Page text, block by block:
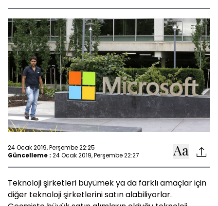
24 Ocak 2019, Perşembe 22:25
Güncelleme : 24 Ocak 2019, Perşembe 22:27
Teknoloji şirketleri büyümek ya da farklı amaçlar için
diğer teknoloji şirketlerini satın alabiliyorlar.